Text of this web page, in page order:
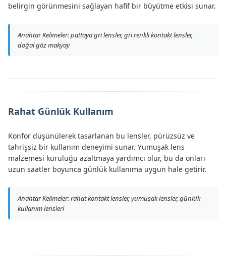
belirgin görünmesini sağlayan hafif bir büyütme etkisi sunar.
Anahtar Kelimeler: pattaya gri lensler, gri renkli kontakt lensler,
doğal göz makyajı
Rahat Günlük Kullanım
Konfor düşünülerek tasarlanan bu lensler, pürüzsüz ve
tahrişsiz bir kullanım deneyimi sunar. Yumuşak lens
malzemesi kuruluğu azaltmaya yardımcı olur, bu da onları
uzun saatler boyunca günlük kullanıma uygun hale getirir.
Anahtar Kelimeler: rahat kontakt lensler, yumuşak lensler, günlük
kullanım lensleri